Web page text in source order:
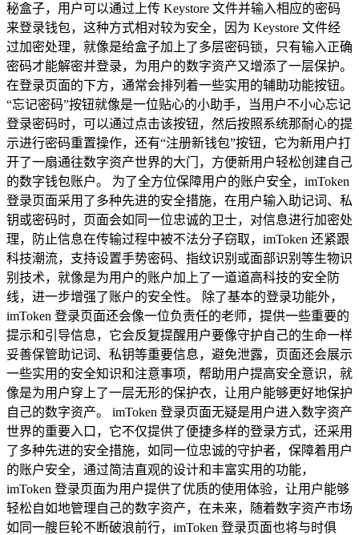
秘盒子，用户可以通过上传 Keystore 文件并输入相应的密码
来登录钱包，这种方式相对较为安全，因为 Keystore 文件经
过加密处理，就像是给盒子加上了多层密码锁，只有输入正确
密码才能解密并登录，为用户的数字资产又增添了一层保护。
在登录页面的下方，通常会排列着一些实用的辅助功能按钮。
“忘记密码”按钮就像是一位贴心的小助手，当用户不小心忘记
登录密码时，可以通过点击该按钮，然后按照系统那耐心的提
示进行密码重置操作，还有“注册新钱包”按钮，它为新用户打
开了一扇通往数字资产世界的大门，方便新用户轻松创建自己
的数字钱包账户。 为了全方位保障用户的账户安全，imToken
登录页面采用了多种先进的安全措施，在用户输入助记词、私
钥或密码时，页面会如同一位忠诚的卫士，对信息进行加密处
理，防止信息在传输过程中被不法分子窃取，imToken 还紧跟
科技潮流，支持设置手势密码、指纹识别或面部识别等生物识
别技术，就像是为用户的账户加上了一道道高科技的安全防
线，进一步增强了账户的安全性。 除了基本的登录功能外，
imToken 登录页面还会像一位负责任的老师，提供一些重要的
提示和引导信息，它会反复提醒用户要像守护自己的生命一样
妥善保管助记词、私钥等重要信息，避免泄露，页面还会展示
一些实用的安全知识和注意事项，帮助用户提高安全意识，就
像是为用户穿上了一层无形的保护衣，让用户能够更好地保护
自己的数字资产。 imToken 登录页面无疑是用户进入数字资产
世界的重要入口，它不仅提供了便捷多样的登录方式，还采用
了多种先进的安全措施，如同一位忠诚的守护者，保障着用户
的账户安全，通过简洁直观的设计和丰富实用的功能，
imToken 登录页面为用户提供了优质的使用体验，让用户能够
轻松自如地管理自己的数字资产，在未来，随着数字资产市场
如同一艘巨轮不断破浪前行，imToken 登录页面也将与时俱